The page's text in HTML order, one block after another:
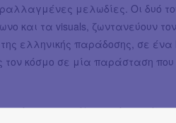
μελωδίες. Οι δυό
και τα visuals, ζωντανεύουν
ελληνικής παράδοσης, σε ένα
κόσμο σε μία παράσταση που
- εικαστική/ηχητική